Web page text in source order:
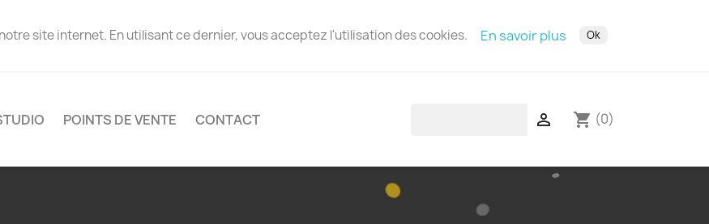
site internet. En utilisant ce dernier, vous acceptez l'utilisation des cookies. En savoir plus Ok
POINTS DE VENTE CONTACT  shopping_cart (0)